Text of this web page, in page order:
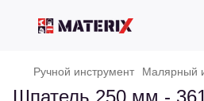
Ручной инструмент Малярный
Шпатель 250 мм -